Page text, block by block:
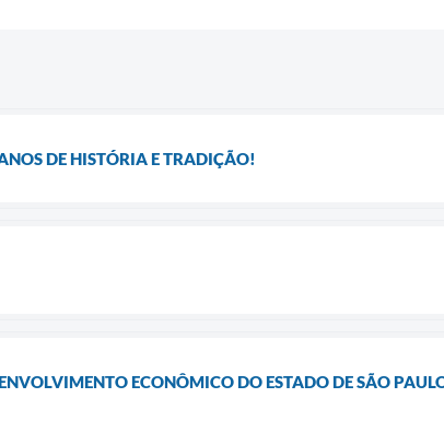
DE HISTÓRIA E TRADIÇÃO!
ECONÔMICO DO ESTADO DE SÃO